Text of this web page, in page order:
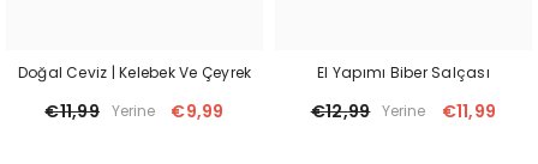
Doğal Ceviz | Kelebek Ve Çeyrek
€11,99 Yerine €9,99
El Yapımı Biber Salçası
€12,99 Yerine €11,99